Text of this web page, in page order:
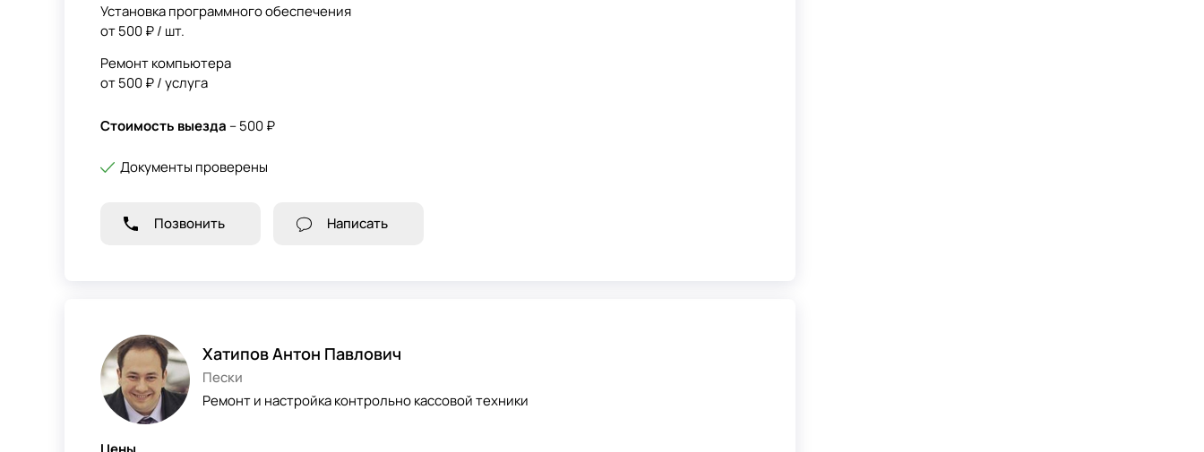
Установка программного обеспечения
от 500 ₽ / шт.
Ремонт компьютера
от 500 ₽ / услуга
Стоимость выезда – 500 ₽
Документы проверены
Позвонить Написать
Хатипов Антон Павлович
Пески
Ремонт и настройка контрольно кассовой техники